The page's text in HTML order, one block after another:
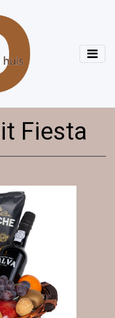
Fiesta